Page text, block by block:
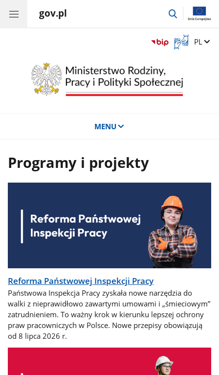
gov.pl
przejdź
Otwórz
okno
języka
migowego
Zmień
PL
MENU
Programy i projekty
Reforma Państwowej Inspekcji Pracy
Państwowa Inspekcja Pracy zyskała nowe narzędzia do
walki z nieprawidłowo zawartymi umowami i „śmieciowym”
zatrudnieniem. To ważny krok w kierunku lepszej ochrony
praw pracowniczych w Polsce. Nowe przepisy obowiązują
od 8 lipca 2026 r.